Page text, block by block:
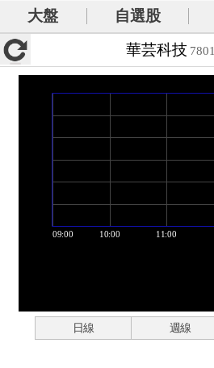
大盤 自選股
華芸科技 7801
日線 週線